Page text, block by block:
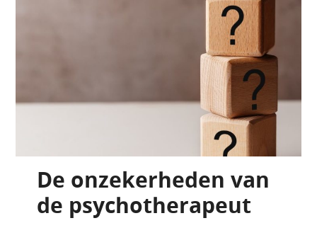
De onzekerheden van
de psychotherapeut